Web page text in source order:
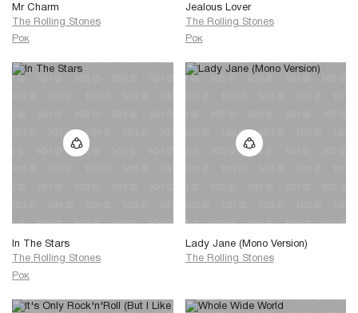
Mr Charm
The Rolling Stones
Рок
Jealous Lover
The Rolling Stones
Рок
In The Stars
The Rolling Stones
Рок
Lady Jane (Mono Version)
The Rolling Stones